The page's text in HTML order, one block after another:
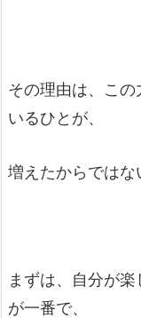
その理由は、こ
いるひとが、
増えたからではな
まずは、自分が
が一番で、